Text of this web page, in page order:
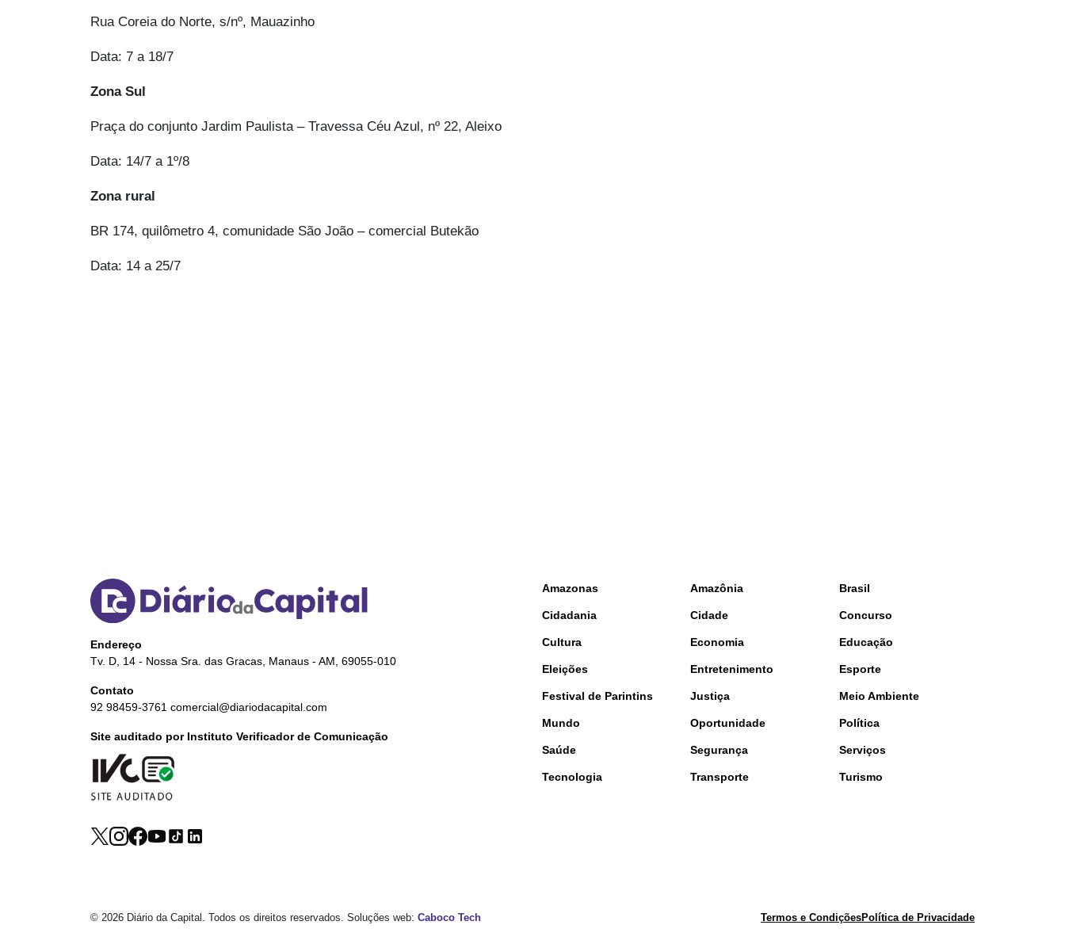
Rua Coreia do Norte, s/nº, Mauazinho
Data: 7 a 18/7
Zona Sul
Praça do conjunto Jardim Paulista – Travessa Céu Azul, nº 22, Aleixo
Data: 14/7 a 1º/8
Zona rural
BR 174, quilômetro 4, comunidade São João – comercial Butekão
Data: 14 a 25/7
Endereço
Tv. D, 14 - Nossa Sra. das Gracas, Manaus - AM, 69055-010
Contato
92 98459-3761 comercial@diariodacapital.com
Site auditado por Instituto Verificador de Comunicação
Amazonas Amazônia Brasil
Cidadania Cidade Concurso
Cultura Economia Educação
Eleições Entretenimento Esporte
Festival de Parintins Justiça Meio Ambiente
Mundo Oportunidade Política
Saúde Segurança Serviços
Tecnologia Transporte Turismo
© 2026 Diário da Capital. Todos os direitos reservados. Soluções web: Caboco Tech Termos e CondiçõesPolítica de Privacidade